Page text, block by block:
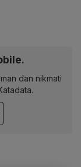
dan nikmati